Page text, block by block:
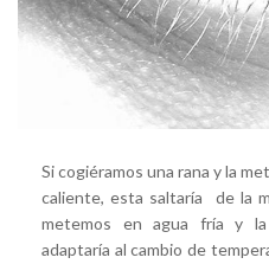
Si cogiéramos una rana y la
caliente, esta saltaría de la
metemos en agua fría y
adaptaría al cambio de